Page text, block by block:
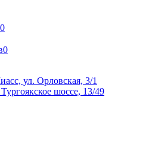
0
0
ул. Орловская, 3/1
шоссе, 13/49